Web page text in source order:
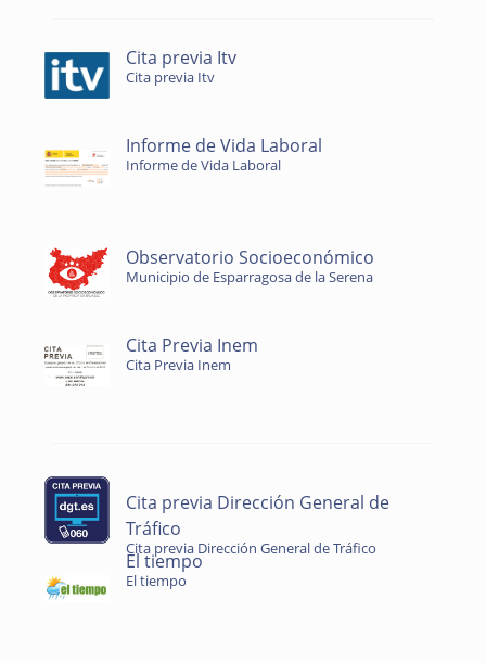
Cita previa Itv
Cita previa Itv
Informe de Vida Laboral
Informe de Vida Laboral
Observatorio Socioeconómico
Municipio de Esparragosa de la Serena
Cita Previa Inem
Cita Previa Inem
Cita previa Dirección General de
Tráfico
Cita previa Dirección General de Tráfico
El tiempo
El tiempo